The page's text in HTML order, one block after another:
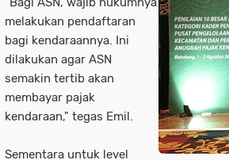
melakukan pendaftaran
bagi kendaraannya. Ini
dilakukan agar ASN
semakin tertib akan
membayar pajak
kendaraan," tegas Emil.
Sementara untuk level